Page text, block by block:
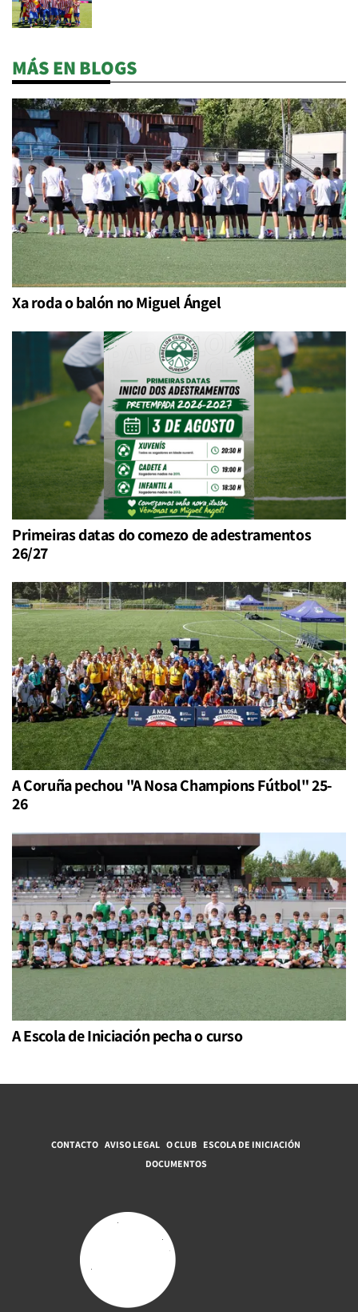
MÁS EN BLOGS
Xa roda o balón no Miguel Ángel
Primeiras datas do comezo de adestramentos
26/27
A Coruña pechou "A Nosa Champions Fútbol" 25-
26
A Escola de Iniciación pecha o curso
CONTACTO AVISO LEGAL O CLUB ESCOLA DE INICIACIÓN
DOCUMENTOS